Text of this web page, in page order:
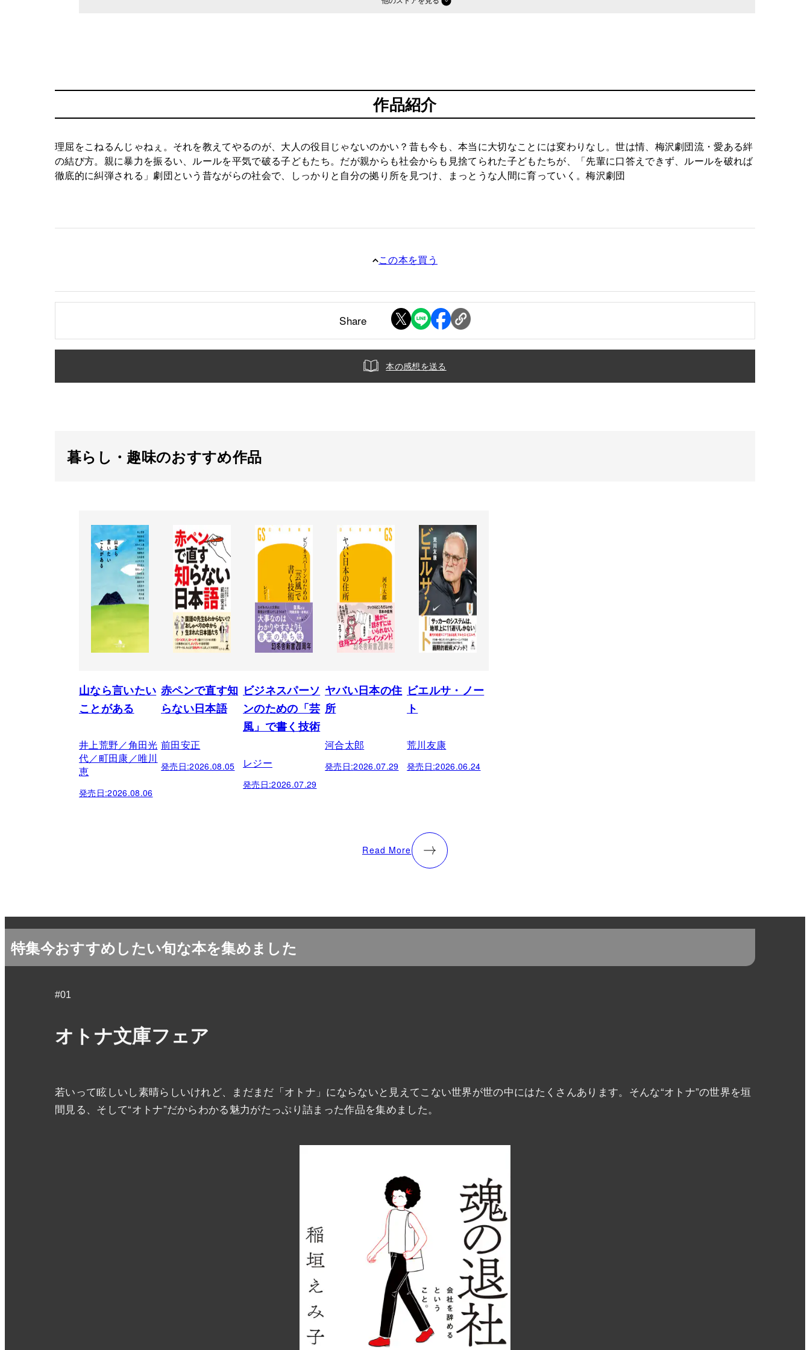
作品紹介
理屈をこねるんじゃねぇ。それを教えてやるのが、大人の役目じゃないのかい？昔も今も、本当に大切なことには変わりなし。世は情、梅沢劇団流・愛ある絆
の結び方。親に暴力を振るい、ルールを平気で破る子どもたち。だが親からも社会からも見捨てられた子どもたちが、「先輩に口答えできず、ルールを破れば
徹底的に糾弾される」劇団という昔ながらの社会で、しっかりと自分の拠り所を見つけ、まっとうな人間に育っていく。梅沢劇団
この本を買う
Share
本の感想を送る
暮らし・趣味のおすすめ作品
山なら言いたい
ことがある
井上荒野／角田光
代／町田康／唯川
恵
発売日:2026.08.06
赤ペンで直す知
らない日本語
前田安正
発売日:2026.08.05
ビジネスパーソ
ンのための「芸
風」で書く技術
レジー
発売日:2026.07.29
ヤバい日本の住
所
河合太郎
発売日:2026.07.29
ビエルサ・ノー
ト
荒川友康
発売日:2026.06.24
Read More
特集今おすすめしたい旬な本を集めました
#01
オトナ文庫フェア
若いって眩しいし素晴らしいけれど、まだまだ「オトナ」にならないと見えてこない世界が世の中にはたくさんあります。そんな“オトナ”の世界を垣
間見る、そして“オトナ”だからわかる魅力がたっぷり詰まった作品を集めました。